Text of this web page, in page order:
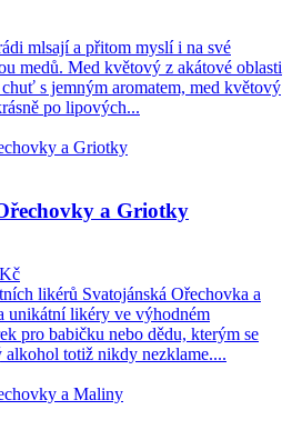
mlsají a přitom myslí i na své
medů. Med květový z akátové oblasti
s jemným aromatem, med květový
po lipových...
a Griotky
likérů Svatojánská Ořechovka a
unikátní likéry ve výhodném
pro babičku nebo dědu, kterým se
totiž nikdy nezklame....